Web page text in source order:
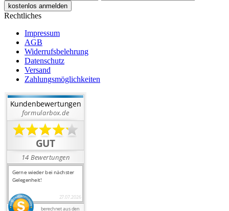
Rechtliches
Impressum
AGB
Widerrufsbelehrung
Datenschutz
Versand
Zahlungsmöglichkeiten